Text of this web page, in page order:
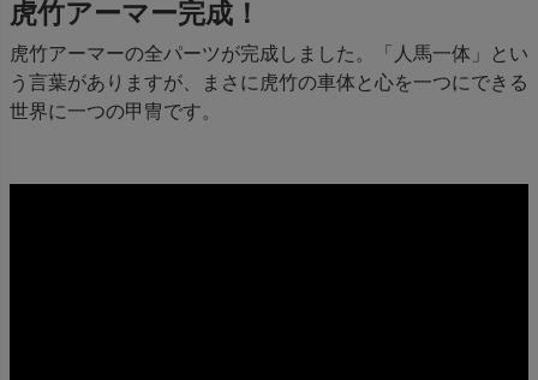
虎竹アーマー完成！
虎竹アーマーの全パーツが完成しました。「人馬一体」とい
う言葉がありますが、まさに虎竹の車体と心を一つにできる
世界に一つの甲冑です。